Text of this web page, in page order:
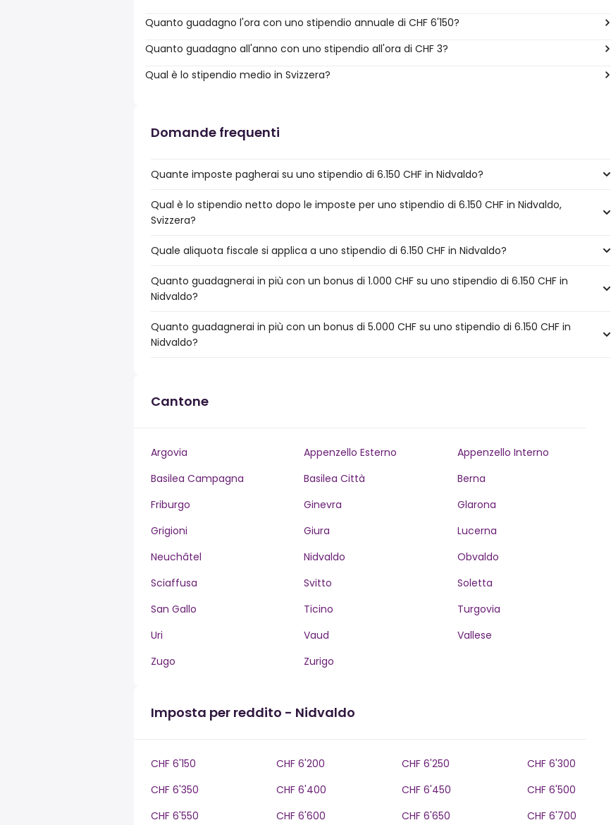
Quanto guadagno l'ora con uno stipendio annuale di CHF 6'150?
Quanto guadagno all'anno con uno stipendio all'ora di CHF 3?
Qual è lo stipendio medio in Svizzera?
Domande frequenti
Quante imposte pagherai su uno stipendio di 6.150 CHF in Nidvaldo?
Qual è lo stipendio netto dopo le imposte per uno stipendio di 6.150 CHF in Nidvaldo,
Svizzera?
Quale aliquota fiscale si applica a uno stipendio di 6.150 CHF in Nidvaldo?
Quanto guadagnerai in più con un bonus di 1.000 CHF su uno stipendio di 6.150 CHF in
Nidvaldo?
Quanto guadagnerai in più con un bonus di 5.000 CHF su uno stipendio di 6.150 CHF in
Nidvaldo?
Cantone
Argovia Appenzello Esterno
Appenzello Interno
Basilea Campagna
Basilea Città
Berna
Friburgo
Ginevra
Glarona
Grigioni
Giura
Lucerna
Neuchâtel
Nidvaldo
Obvaldo
Sciaffusa
Svitto
Soletta
San Gallo
Ticino
Turgovia
Uri
Vaud
Vallese
Zugo
Zurigo
Imposta per reddito - Nidvaldo
CHF 6'150 CHF 6'200 CHF 6'250
CHF 6'300
CHF 6'350
CHF 6'400 CHF 6'450
CHF 6'500
CHF 6'550
CHF 6'600 CHF 6'650 CHF 6'700